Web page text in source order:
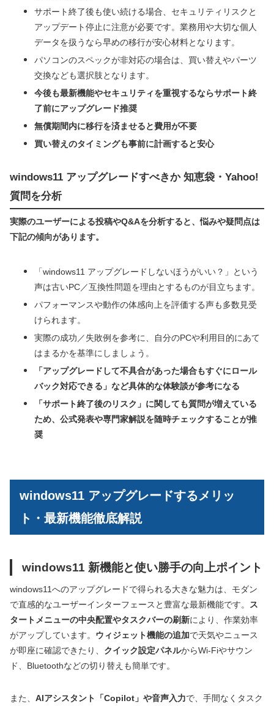
サポート終了後も使い続ける場合、セキュリティリスクと
アップデート停止に注意が必要です。業務用や大切な個人
データを扱うなら早めの移行が安心材料となります。
パソコンのスペックが非対応の場合は、買い替えやパーツ
交換なども選択肢となります。
今後も最新機能やセキュリティを重視するならサポート終
了前にアップグレード推奨
無償期間内に移行を済ませると費用が不要
買い替えのタイミングも事前に計画すると安心
windows11 アップグレードすべきか 知恵袋・Yahoo!
質問を分析
実際のユーザーによる投稿やQ&Aを分析すると、悩みや疑問点は
下記の傾向があります。
「windows11 アップグレードしないほうがいい？」という
声は古いPC／互換性問題を理由とするものが目立ちます。
パフォーマンスや動作の体感向上を評価する声も多数見受
けられます。
実際の成功／失敗例を参考に、自分のPCや利用目的にあて
はまるかを基準にしましょう。
「アップグレードして不具合があった場合もすぐにロール
バック対応できる」など具体的な体験談が参考になる
「サポート終了後のリスク」に関しても質問が増えている
ため、公式発表や専門家解説を随時チェックすることが推
奨
windows11 アップグレードするメリッ
ト・最新機能徹底解説
windows11 新機能と使い勝手の向上ポイント
windows11へのアップグレードで得られる大きな魅力は、モダン
で直感的なユーザーインターフェースと豊富な最新機能です。 ス
タートメニューの中央配置やタスクバーの刷新により、作業効率
がアップしています。 ウィジェット機能の追加で天気やニュース
が即座に確認できたり、 クイック設定パネルからWi-Fiやサウン
ド、Bluetoothなどの切り替えも簡単です。
また、 AIアシスタント「Copilot」や音声入力で、手間なくタスク